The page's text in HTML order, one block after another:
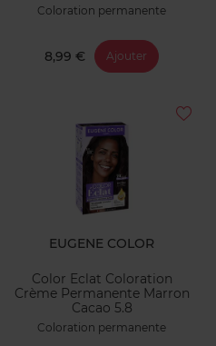
Coloration permanente
8,99 € Ajouter
EUGENE COLOR
Color Eclat Coloration
Crème Permanente Marron
Cacao 5.8
Coloration permanente